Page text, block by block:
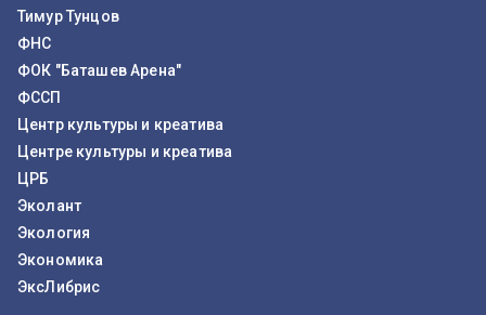
Тимур Тунцов
ФНС
ФОК "Баташев Арена"
ФССП
Центр культуры и креатива
Центре культуры и креатива
ЦРБ
Эколант
Экология
Экономика
ЭксЛибрис